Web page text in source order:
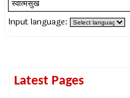
Input language:
Latest Pages